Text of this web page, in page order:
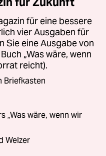
für eine bessere
vier Ausgaben für
Sie eine Ausgabe von
„Was wäre, wenn
reicht).
Briefkasten
„Was wäre, wenn wir
Welzer